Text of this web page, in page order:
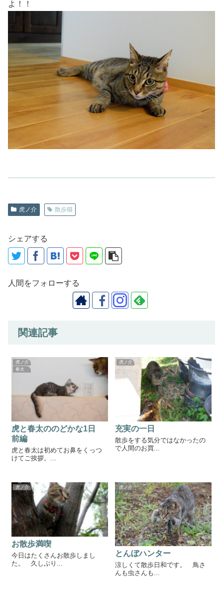
よ！！
虎ノ介 散歩猫
シェアする
人間をフォローする
関連記事
虎ノ介
春太
虎と春太ののどかな1日
前編
虎と春太は初めてお鼻をくっつ
けてご挨拶。...
虎ノ介
充実の一日
散歩をする気分ではなかったの
で人間のお買...
虎ノ介
お散歩満喫
今日はたくさんお散歩しまし
た。 久しぶり...
虎ノ介
とんぼハンター
涼しくて散歩日和です。 鳥さ
んも虫さんも...